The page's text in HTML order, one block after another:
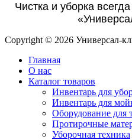
Чистка и уборка
Copyright © 2026 Универсал-
Главная
О нас
Каталог товаров
Инвентарь для
Инвентарь для
Оборудование для
Протирочные
Уборочная техника